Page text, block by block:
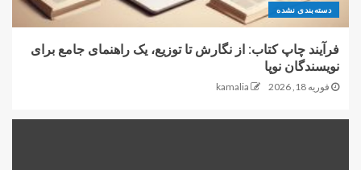
دسته‌بندی نشده
فرآیند چاپ کتاب: از نگارش تا توزیع، یک راهنمای جامع برای
نویسندگان نوپا
فوریه 18, 2026 kamalia